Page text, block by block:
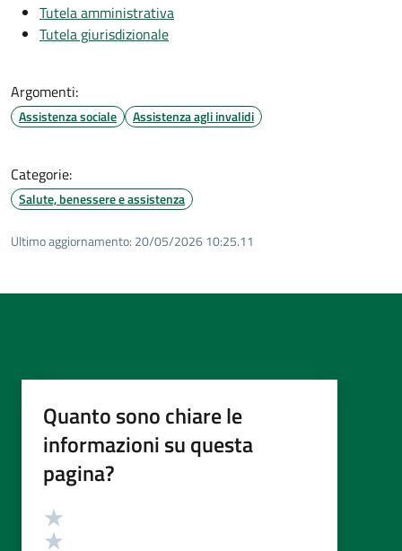
Tutela amministrativa
Tutela giurisdizionale
Argomenti:
Assistenza sociale Assistenza agli invalidi
Categorie:
Salute, benessere e assistenza
Ultimo aggiornamento: 20/05/2026 10:25.11
Quanto sono chiare le
informazioni su questa
pagina?
Valutazione